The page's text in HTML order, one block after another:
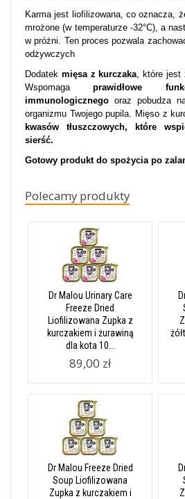
Karma jest liofilizowana, co oznacza,
mrożone (w temperaturze -32°C), a
w próżni. Ten proces pozwala
odżywczych
Dodatek mięsa z kurczaka, które jest
Wspomagaprawidłowe
immunologicznego oraz pobudza
organizmu Twojego pupila. Mięso z
kwasów tłuszczowych, które
sierść.
Gotowy produkt do spożycia po
Polecamy produkty
Dr Malou Urinary Care
Freeze Dried
Liofilizowana Zupka z
kurczakiem i żurawiną
dla kota 10...
89,00 zł
Dr Malou Freeze Dried
Soup Liofilizowana
Zupka z kurczakiem i